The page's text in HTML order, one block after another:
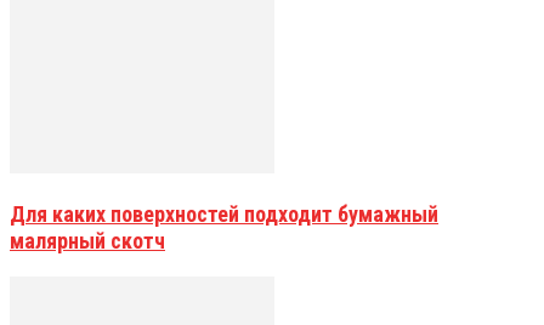
Для каких поверхностей подходит бумажный
малярный скотч